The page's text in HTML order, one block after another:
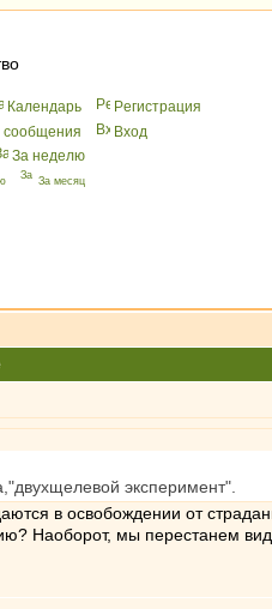
Календарь
Peгиcтрaция
сообщения
Вхoд
За неделю
За месяц
эксперимент".
в освобождении от
Наоборот, мы перестанем